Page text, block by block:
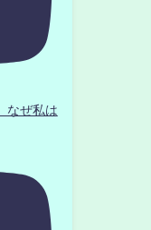
ぜ私は